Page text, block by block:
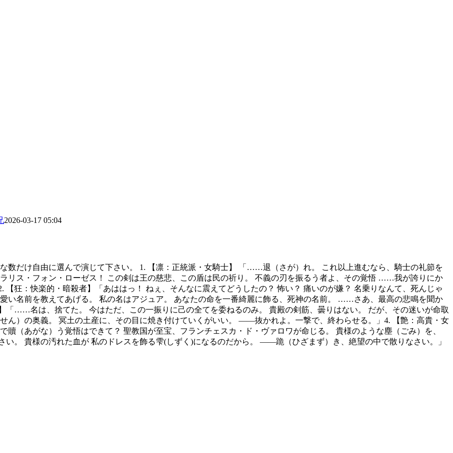
2026-03-17 05:04
数だけ自由に選んで演じて下さい。 1. 【凛：正統派・女騎士】 「……退（さが）れ。 これ以上進むなら、騎士の礼節を
ス・フォン・ローゼス！ この剣は王の慈悲、この盾は民の祈り。 不義の刃を振るう者よ、その覚悟 ……我が誇りにか
狂：快楽的・暗殺者】 ​ 「あははっ！ ねぇ、そんなに震えてどうしたの？ 怖い？ 痛いのが嫌？ 名乗りなんて、死んじゃ
名前を教えてあげる。 私の名はアジュア。 あなたの命を一番綺麗に飾る、死神の名前。 ……さあ、最高の悲鳴を聞か
「……名は、捨てた。 今はただ、この一振りに己の全てを委ねるのみ。 貴殿の剣筋、曇りはない。 だが、その迷いが命取
）の奥義。 冥土の土産に、その目に焼き付けていくがいい。 ——抜かれよ。一撃で、終わらせる。」 ​4. 【艶：高貴・女
（あがな）う覚悟はできて？ 聖教国が至宝、フランチェスカ・ド・ヴァロワが命じる。 貴様のような塵（ごみ）を、
。 貴様の汚れた血が 私のドレスを飾る雫(しずく)になるのだから。 ——跪（ひざまず）き、絶望の中で散りなさい。」